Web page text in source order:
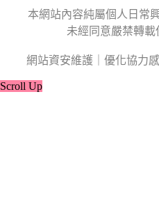
本網站內容純屬個人日常
未經同意嚴禁轉載
網站資安維護｜優化協力
Scroll Up